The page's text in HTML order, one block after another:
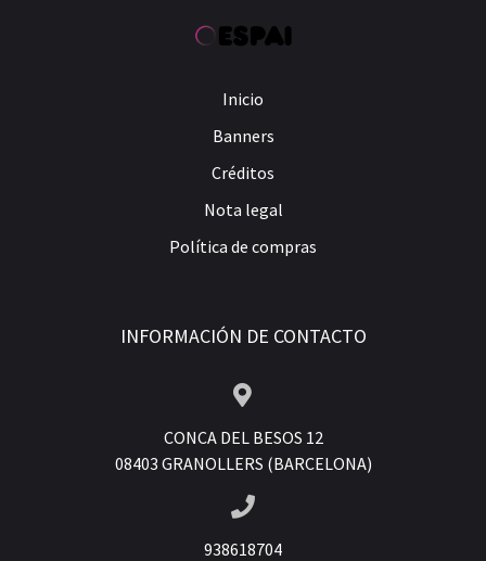
Inicio
Banners
Créditos
Nota legal
Política de compras
INFORMACIÓN DE CONTACTO
CONCA DEL BESOS 12
08403 GRANOLLERS (BARCELONA)
938618704